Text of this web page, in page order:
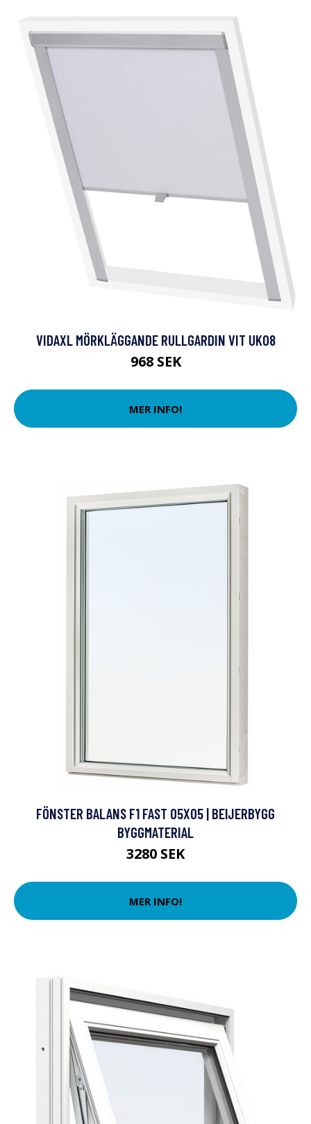
VIDAXL MÖRKLÄGGANDE RULLGARDIN VIT UK08
968 SEK
MER INFO!
FÖNSTER BALANS F1 FAST 05X05 | BEIJERBYGG
BYGGMATERIAL
3280 SEK
MER INFO!